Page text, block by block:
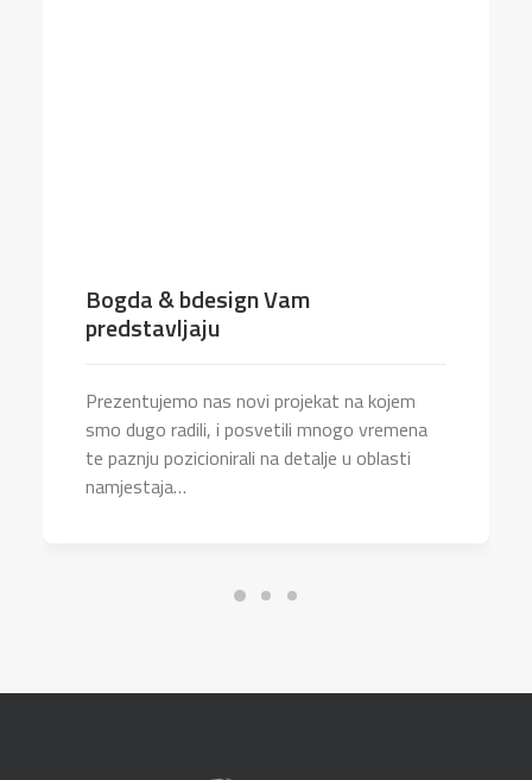
Bogda & bdesign Vam
predstavljaju
Prezentujemo nas novi projekat na kojem
smo dugo radili, i posvetili mnogo vremena
te paznju pozicionirali na detalje u oblasti
namjestaja…